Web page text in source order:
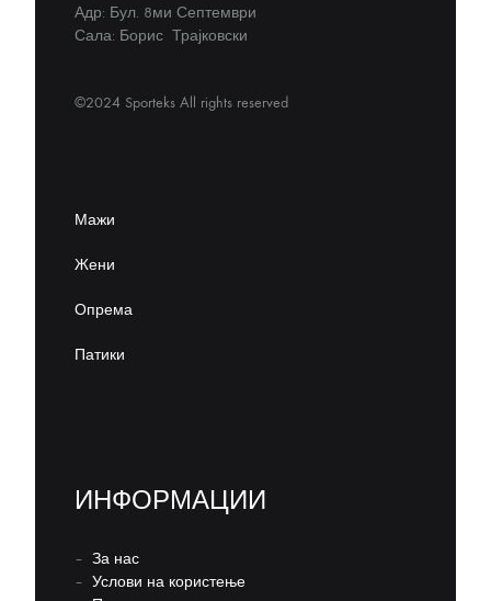
Адр: Бул. 8ми Септември
Сала: Борис Трајковски
©2024 Sporteks All rights reserved
Мажи
Жени
Опрема
Патики
ИНФОРМАЦИИ
– За нас
– Услови на користење